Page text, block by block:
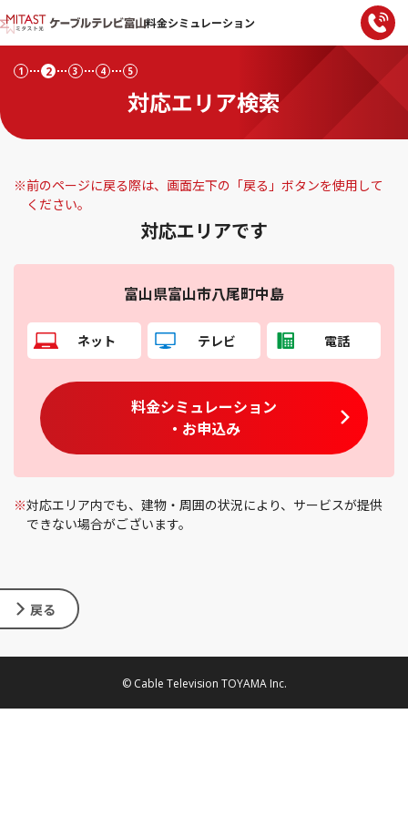
料金シミュレーション
対応エリア検索
1 2 3 4 5
※前のページに戻る際は、画面左下の「戻る」ボタンを使用して
ください。
対応エリアです
富山県富山市八尾町中島
ネット テレビ 電話
料金シミュレーション
・お申込み
※対応エリア内でも、建物・周囲の状況により、サービスが提供
できない場合がございます。
戻る
© Cable Television TOYAMA Inc.